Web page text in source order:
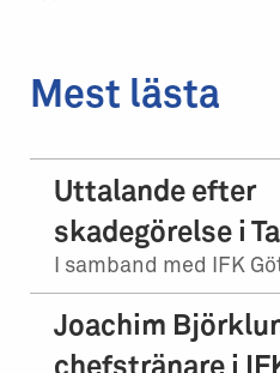
Mest lästa
Uttalande efter
skadegörelse i
Joachim
chefstränare i